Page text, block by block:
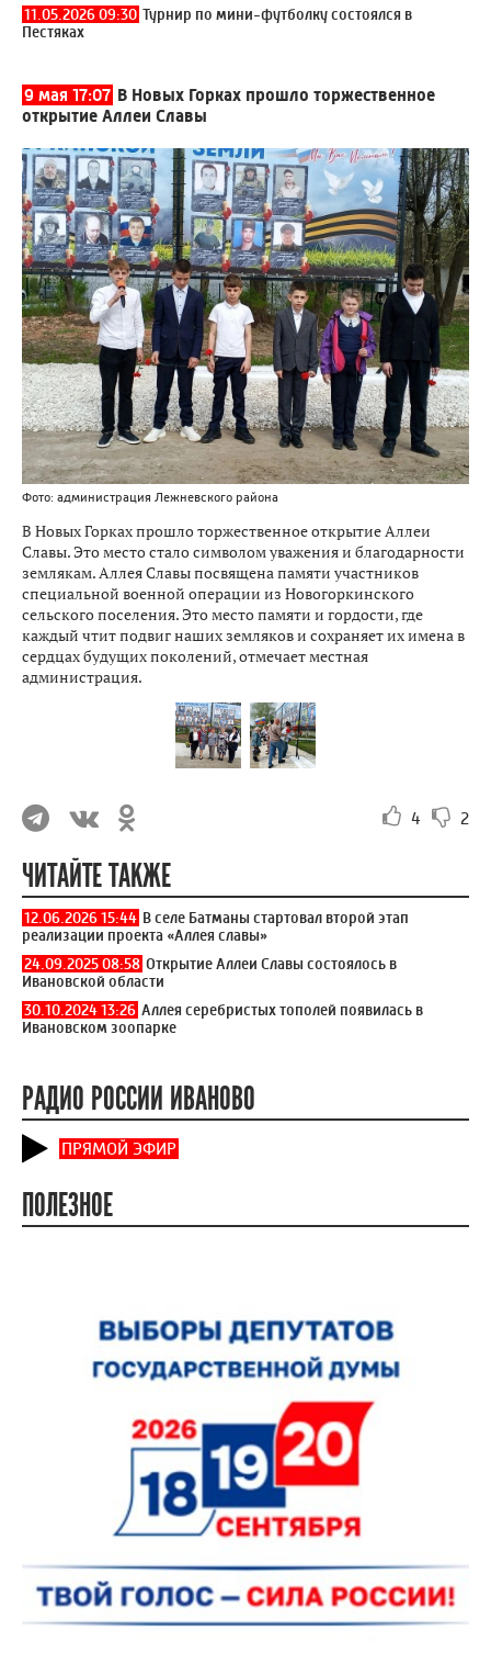
11.05.2026 09:30 Турнир по мини-футболку состоялся в
Пестяках
9 мая 17:07 В Новых Горках прошло торжественное
открытие Аллеи Славы
Фото: администрация Лежневского района
В Новых Горках прошло торжественное открытие Аллеи
Славы. Это место стало символом уважения и благодарности
землякам. Аллея Славы посвящена памяти участников
специальной военной операции из Новогоркинского
сельского поселения. Это место памяти и гордости, где
каждый чтит подвиг наших земляков и сохраняет их имена в
сердцах будущих поколений, отмечает местная
администрация.
4 2
ЧИТАЙТЕ ТАКЖЕ
12.06.2026 15:44 В селе Батманы стартовал второй этап
реализации проекта «Аллея славы»
24.09.2025 08:58 Открытие Аллеи Славы состоялось в
Ивановской области
30.10.2024 13:26 Аллея серебристых тополей появилась в
Ивановском зоопарке
РАДИО РОССИИ ИВАНОВО
ПРЯМОЙ ЭФИР
ПОЛЕЗНОЕ